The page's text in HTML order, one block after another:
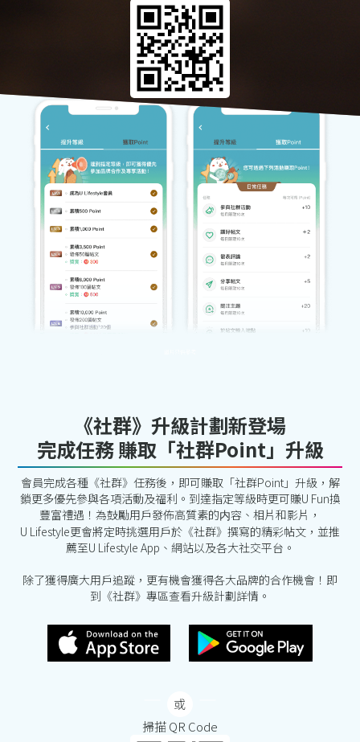
《社群》升級計劃新登場
完成任務 賺取「社群Point」升級
會員完成各種《社群》任務後，即可賺取「社群Point」升級，解
鎖更多優先參與各項活動及福利。到達指定等級時更可賺U Fun換
豐富禮遇！為鼓勵用戶發佈高質素的内容、相片和影片，
U Lifestyle更會將定時挑選用戶於《社群》撰寫的精彩帖文，並推
薦至U Lifestyle App、網站以及各大社交平台。
除了獲得廣大用戶追蹤，更有機會獲得各大品牌的合作機會！即
到《社群》專區查看升級計劃詳情。
掃描 QR Code